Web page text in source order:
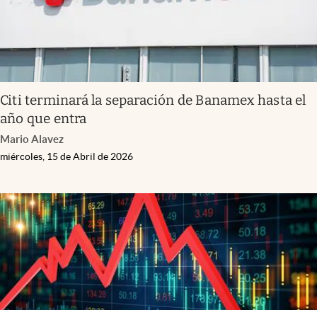
Citi terminará la separación de Banamex hasta el
año que entra
Mario Alavez
miércoles, 15 de Abril de 2026